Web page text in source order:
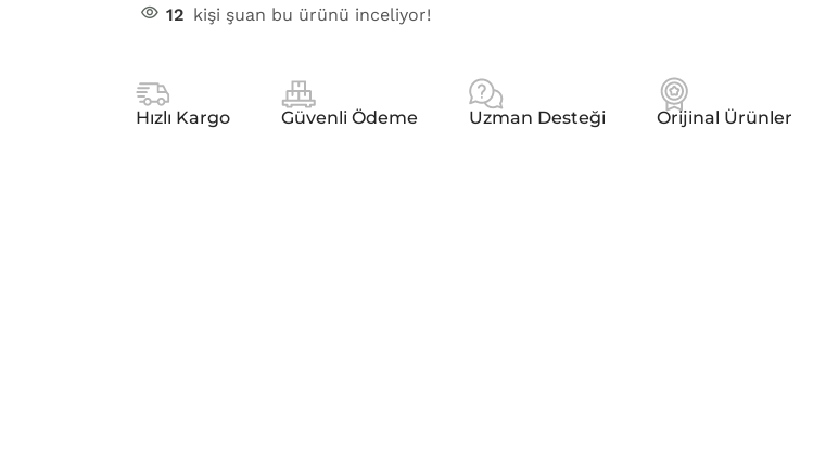
12 kişi şuan bu ürünü inceliyor!
Hızlı Kargo Güvenli Ödeme Uzman Desteği Orijinal Ürünler